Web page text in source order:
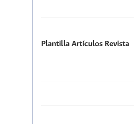
Plantilla Artículos Revista